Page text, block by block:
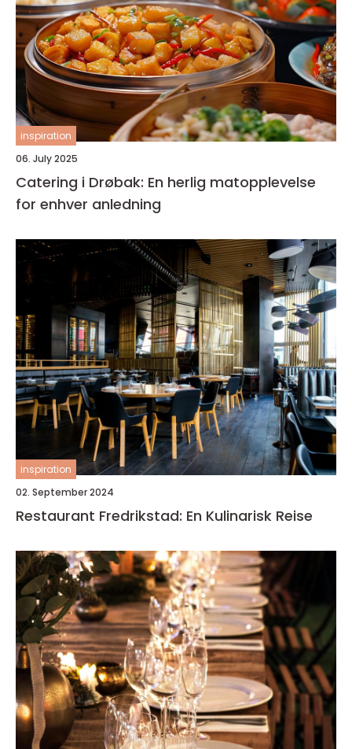
inspiration
06. July 2025
Catering i Drøbak: En herlig matopplevelse
for enhver anledning
inspiration
02. September 2024
Restaurant Fredrikstad: En Kulinarisk Reise